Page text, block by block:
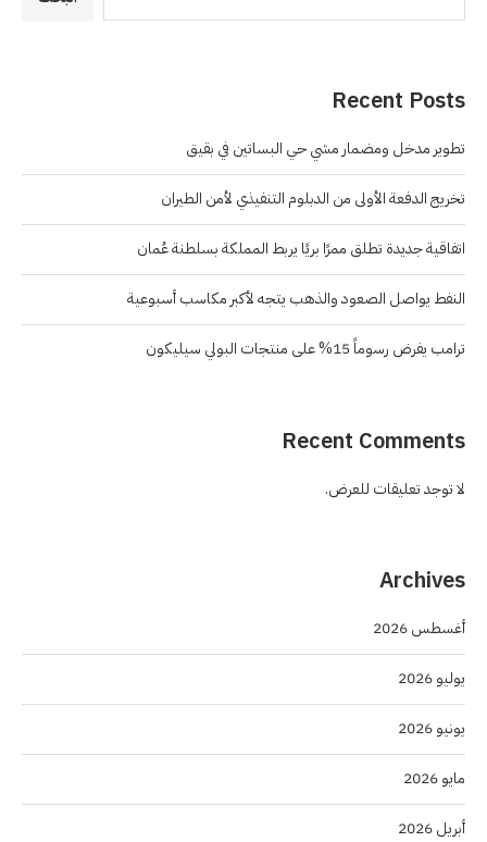
Recent Posts
تطوير مدخل ومضمار مشي حي البساتين في بقيق
تخريج الدفعة الأولى من الدبلوم التنفيذي لأمن الطيران
اتفاقية جديدة تطلق ممرًا بريًا يربط المملكة بسلطنة عُمان
النفط يواصل الصعود والذهب يتجه لأكبر مكاسب أسبوعية
ترامب يفرض رسوماً 15% على منتجات البولي سيليكون
Recent Comments
لا توجد تعليقات للعرض.
Archives
أغسطس 2026
يوليو 2026
يونيو 2026
مايو 2026
أبريل 2026